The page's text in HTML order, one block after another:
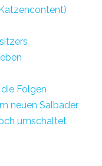
Folgen
neuen Salbader
umschaltet